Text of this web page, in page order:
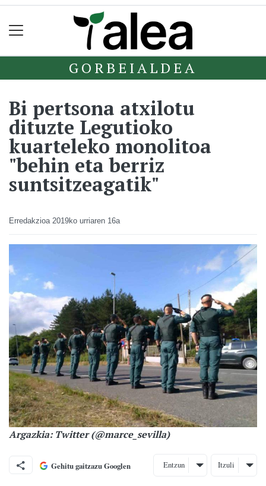
GORBEIALDEA
Bi pertsona atxilotu
dituzte Legutioko
kuarteleko monolitoa
"behin eta berriz
suntsitzeagatik"
Erredakzioa 2019ko urriaren 16a
Argazkia: Twitter (@marce_sevilla)
Gehitu gaitzazu Googlen Entzun Itzuli